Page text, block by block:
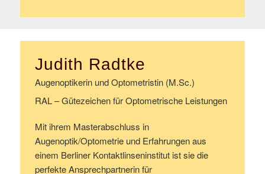
Judith Radtke
Augenoptikerin und Optometristin (M.Sc.)
RAL – Gütezeichen für Optometrische Leistungen
Mit ihrem Masterabschluss in
Augenoptik/Optometrie und Erfahrungen aus
einem Berliner Kontaktlinseninstitut ist sie die
perfekte Ansprechpartnerin für